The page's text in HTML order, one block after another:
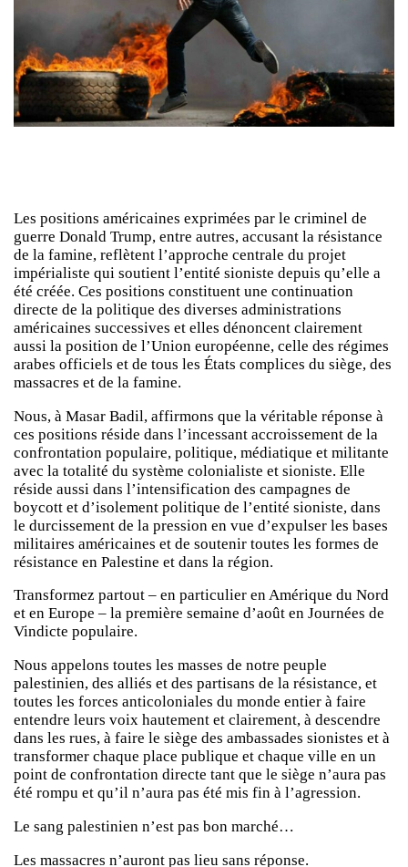
Les positions américaines exprimées par le criminel de
guerre Donald Trump, entre autres, accusant la résistance
de la famine, reflètent l’approche centrale du projet
impérialiste qui soutient l’entité sioniste depuis qu’elle a
été créée. Ces positions constituent une continuation
directe de la politique des diverses administrations
américaines successives et elles dénoncent clairement
aussi la position de l’Union européenne, celle des régimes
arabes officiels et de tous les États complices du siège, des
massacres et de la famine.
Nous, à Masar Badil, affirmons que la véritable réponse à
ces positions réside dans l’incessant accroissement de la
confrontation populaire, politique, médiatique et militante
avec la totalité du système colonialiste et sioniste. Elle
réside aussi dans l’intensification des campagnes de
boycott et d’isolement politique de l’entité sioniste, dans
le durcissement de la pression en vue d’expulser les bases
militaires américaines et de soutenir toutes les formes de
résistance en Palestine et dans la région.
Transformez partout – en particulier en Amérique du Nord
et en Europe – la première semaine d’août en Journées de
Vindicte populaire.
Nous appelons toutes les masses de notre peuple
palestinien, des alliés et des partisans de la résistance, et
toutes les forces anticoloniales du monde entier à faire
entendre leurs voix hautement et clairement, à descendre
dans les rues, à faire le siège des ambassades sionistes et à
transformer chaque place publique et chaque ville en un
point de confrontation directe tant que le siège n’aura pas
été rompu et qu’il n’aura pas été mis fin à l’agression.
Le sang palestinien n’est pas bon marché…
Les massacres n’auront pas lieu sans réponse.